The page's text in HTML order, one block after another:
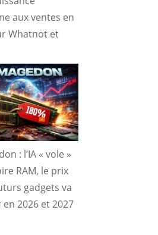
aux ventes en
Whatnot et
: l’IA « vole »
RAM, le prix
gadgets va
2026 et 2027